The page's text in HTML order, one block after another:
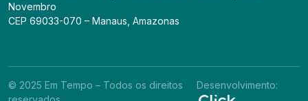
Novembro
CEP 69033-070 – Manaus, Amazonas
© 2025 Em Tempo – Todos os direitos
Desenvolvimento: